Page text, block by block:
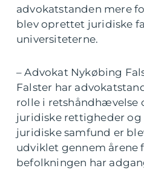
advokatstanden mere
blev oprettet juridiske
universiteterne.
– Advokat Nykøbing
Falster har
rolle i retshåndhævelse
juridiske rettigheder og
juridiske samfund er
udviklet gennem årene
befolkningen har